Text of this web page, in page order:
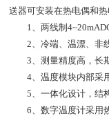
送器可安装在热电偶和
1、两线制
2、冷端、温漂、非
3、测量精度高，长
4、温度模块内部采用
5、一体化设计，结构
6、数字温度计采用热